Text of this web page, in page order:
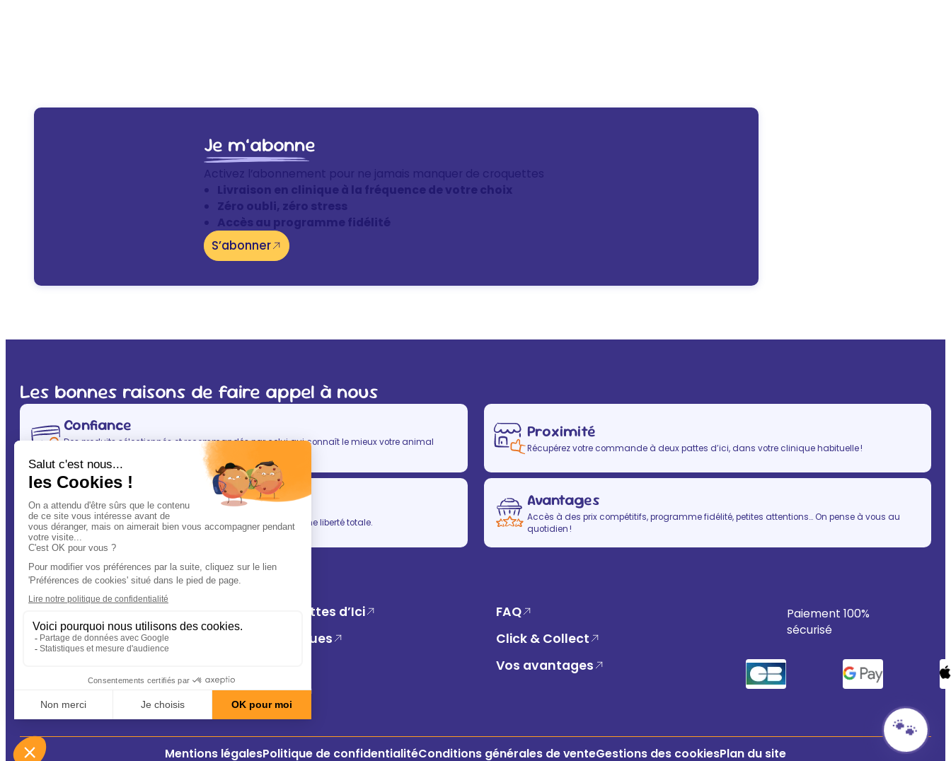
Je m’abonne
Activez l’abonnement pour ne jamais manquer de croquettes
Livraison en clinique à la fréquence de votre choix
Zéro oubli, zéro stress
Accès au programme fidélité
S’abonner
Les bonnes raisons de faire appel à nous
Confiance
Des produits sélectionnés et recommandés par celui qui connaît le mieux votre animal
(après vous évidemment ! ) : votre vétérinaire.
Proximité
Récupérez votre commande à deux pattes d’ici, dans votre clinique habituelle !
Simplicité
En un clic, vous allégez votre quotidien, tout en gardant une liberté totale.
Avantages
Accès à des prix compétitifs, programme fidélité, petites attentions… On pense à vous au
quotidien !
A Deux Pattes d’Ici
FAQ
Nos cliniques
Click & Collect
Vos avantages
Conseils
Paiement 100%
sécurisé
Mentions légalesPolitique de confidentialitéConditions générales de venteGestions des cookiesPlan du site
🐾